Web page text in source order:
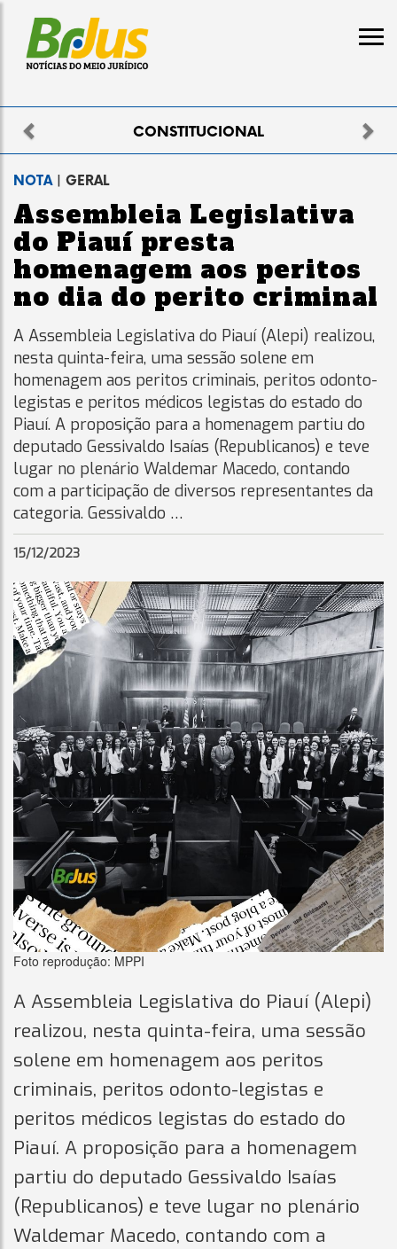
ELEITORAL
Previous
NOTA| GERAL
Assembleia Legislativa
do Piauí presta
homenagem aos peritos
no dia do perito criminal
A Assembleia Legislativa do Piauí (Alepi) realizou,
nesta quinta-feira, uma sessão solene em
homenagem aos peritos criminais, peritos odonto-
legistas e peritos médicos legistas do estado do
Piauí. A proposição para a homenagem partiu do
deputado Gessivaldo Isaías (Republicanos) e teve
lugar no plenário Waldemar Macedo, contando
com a participação de diversos representantes da
categoria. Gessivaldo …
15/12/2023
Foto reprodução: MPPI
A Assembleia Legislativa do Piauí (Alepi)
realizou, nesta quinta-feira, uma sessão
solene em homenagem aos peritos
criminais, peritos odonto-legistas e
peritos médicos legistas do estado do
Piauí. A proposição para a homenagem
partiu do deputado Gessivaldo Isaías
(Republicanos) e teve lugar no plenário
Waldemar Macedo, contando com a